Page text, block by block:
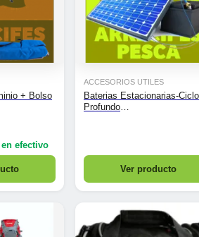
+ Bolso
efectivo
ACCESORIOS UTILES
Baterias Estacionarias-Ciclo
Profundo
Ver producto